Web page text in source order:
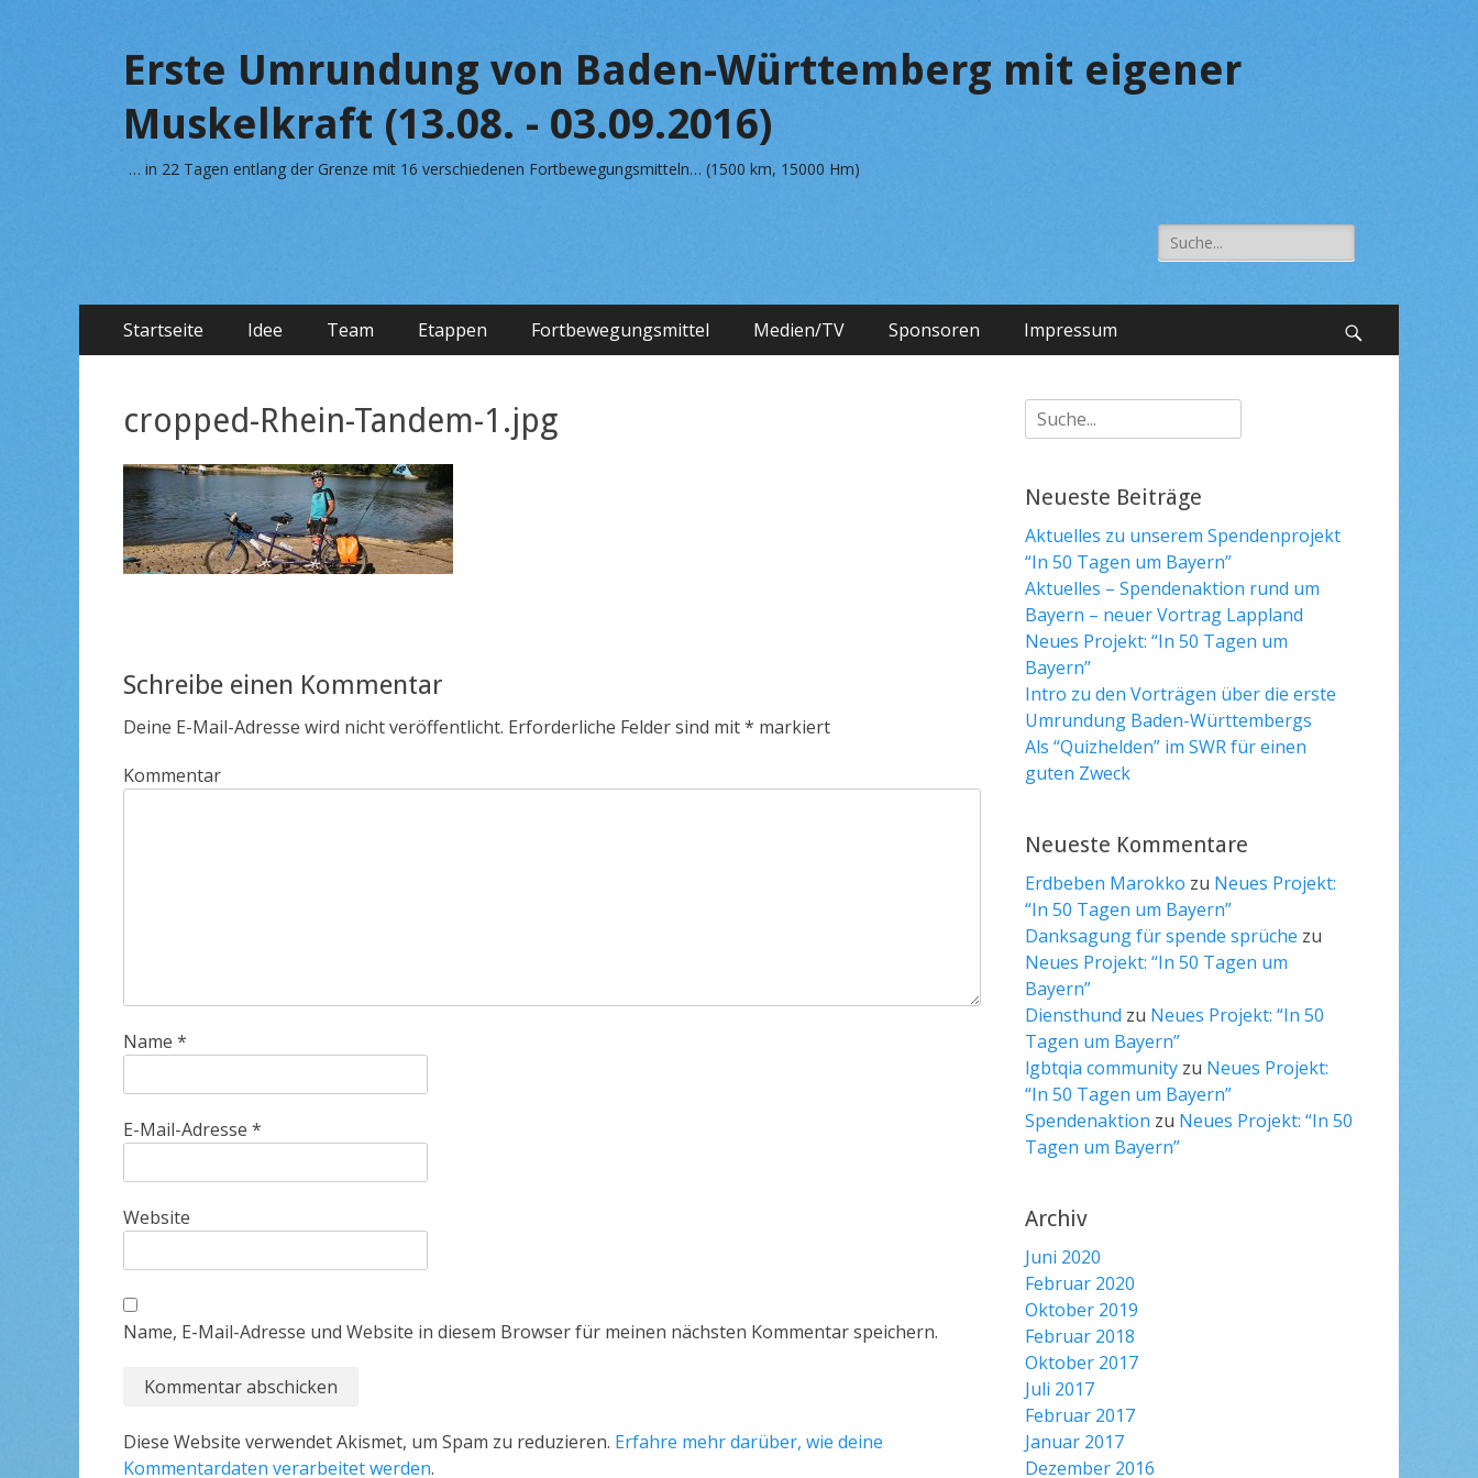
Erste Umrundung von Baden-Württemberg mit eigener
Muskelkraft (13.08. - 03.09.2016)
… in 22 Tagen entlang der Grenze mit 16 verschiedenen Fortbewegungsmitteln… (1500 km, 15000 Hm)
Suche
nach:
Primäres
Menü
Zum
Inhalt
Startseite Idee Team Etappen Fortbewegungsmittel Medien/TV Sponsoren Impressum
cropped-Rhein-Tandem-1.jpg
Schreibe einen Kommentar
Deine E-Mail-Adresse wird nicht veröffentlicht. Erforderliche Felder sind mit* markiert
Kommentar
Name *
E-Mail-Adresse *
Website
Name, E-Mail-Adresse und Website in diesem Browser für meinen nächsten Kommentar speichern.
Diese Website verwendet Akismet, um Spam zu reduzieren. Erfahre mehr darüber, wie deine
Kommentardaten verarbeitet werden.
Suche
nach:
Neueste Beiträge
Aktuelles zu unserem Spendenprojekt
“In 50 Tagen um Bayern”
Aktuelles – Spendenaktion rund um
Bayern – neuer Vortrag Lappland
Neues Projekt: “In 50 Tagen um
Bayern”
Intro zu den Vorträgen über die erste
Umrundung Baden-Württembergs
Als “Quizhelden” im SWR für einen
guten Zweck
Neueste Kommentare
Erdbeben Marokko zu Neues Projekt:
“In 50 Tagen um Bayern”
Danksagung für spende sprüche zu
Neues Projekt: “In 50 Tagen um
Bayern”
Diensthund zu Neues Projekt: “In 50
Tagen um Bayern”
lgbtqia community zu Neues Projekt:
“In 50 Tagen um Bayern”
Spendenaktion zu Neues Projekt: “In 50
Tagen um Bayern”
Archiv
Juni 2020
Februar 2020
Oktober 2019
Februar 2018
Oktober 2017
Juli 2017
Februar 2017
Januar 2017
Dezember 2016